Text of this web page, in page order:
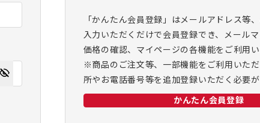
「かんたん会員登録」はメールアドレス等
入力いただくだけで会員登録でき、メール
価格の確認、マイページの各機能をご利用い
※商品のご注文等、一部機能をご利用いた
所やお電話番号等を追加登録いただく必要が
かんたん会員登録